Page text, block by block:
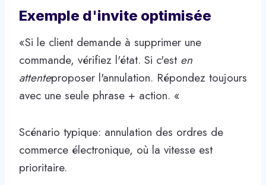
Exemple d'invite optimisée
«Si le client demande à supprimer une
commande, vérifiez l'état. Si c'est en
attenteproposer l'annulation. Répondez toujours
avec une seule phrase + action. «
Scénario typique: annulation des ordres de
commerce électronique, où la vitesse est
prioritaire.